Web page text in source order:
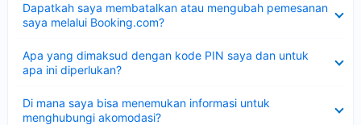
Dapatkah saya membatalkan atau mengubah pemesanan
saya melalui Booking.com?
Apa yang dimaksud dengan kode PIN saya dan untuk
apa ini diperlukan?
Di mana saya bisa menemukan informasi untuk
menghubungi akomodasi?